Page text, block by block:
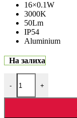
16×0.1W
3000K
50Lm
IP54
Aluminium
На залиха
- +